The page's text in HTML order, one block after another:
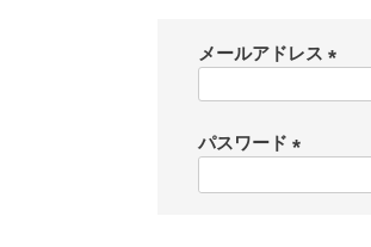
メールアドレス
パスワード